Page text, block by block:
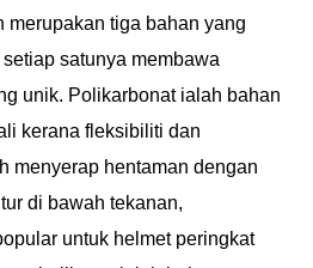
merupakan tiga bahan yang
satunya membawa
unik. Polikarbonat ialah bahan
kerana fleksibiliti dan
menyerap hentaman dengan
di bawah tekanan,
untuk helmet peringkat